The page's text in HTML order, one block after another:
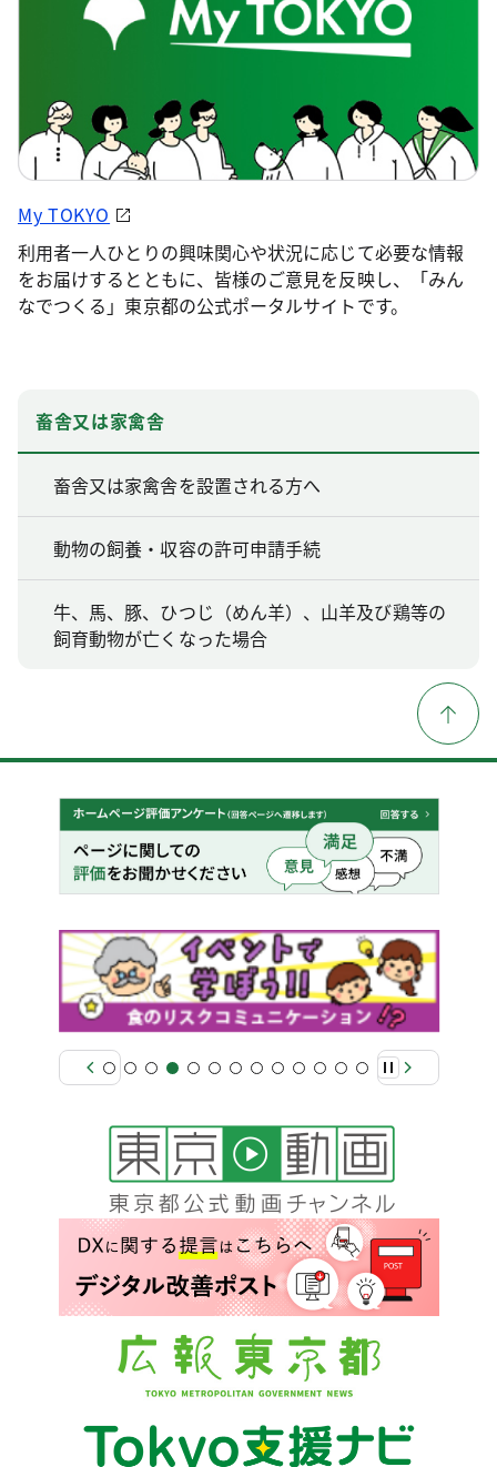
My TOKYO
利用者一人ひとりの興味関心や状況に応じて必要な情報
をお届けするとともに、皆様のご意見を反映し、「みん
なでつくる」東京都の公式ポータルサイトです。
畜舎又は家禽舎
畜舎又は家禽舎を設置される方へ
動物の飼養・収容の許可申請手続
牛、馬、豚、ひつじ（めん羊）、山羊及び鶏等の
飼育動物が亡くなった場合